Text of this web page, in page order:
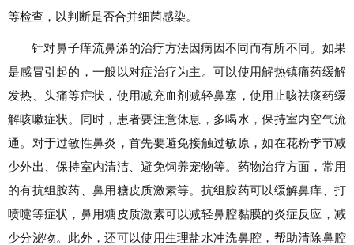
等检查，以判断是否合并细菌感染。
针对鼻子痒流鼻涕的治疗方法因病因不同而有所不同。如果
是感冒引起的，一般以对症治疗为主。可以使用解热镇痛药缓解
发热、头痛等症状，使用减充血剂减轻鼻塞，使用止咳祛痰药缓
解咳嗽症状。同时，患者要注意休息，多喝水，保持室内空气流
通。对于过敏性鼻炎，首先要避免接触过敏原，如在花粉季节减
少外出、保持室内清洁、避免饲养宠物等。药物治疗方面，常用
的有抗组胺药、鼻用糖皮质激素等。抗组胺药可以缓解鼻痒、打
喷嚏等症状，鼻用糖皮质激素可以减轻鼻腔黏膜的炎症反应，减
少分泌物。此外，还可以使用生理盐水冲洗鼻腔，帮助清除鼻腔